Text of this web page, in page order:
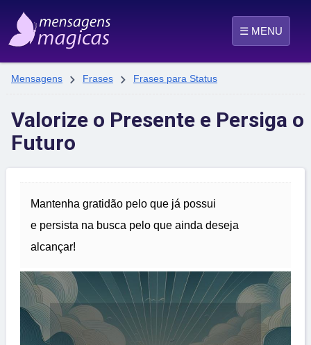
☰ MENU
Mensagens  Frases  Frases para Status
Valorize o Presente e Persiga o
Futuro
Mantenha gratidão pelo que já possui
e persista na busca pelo que ainda deseja
alcançar!